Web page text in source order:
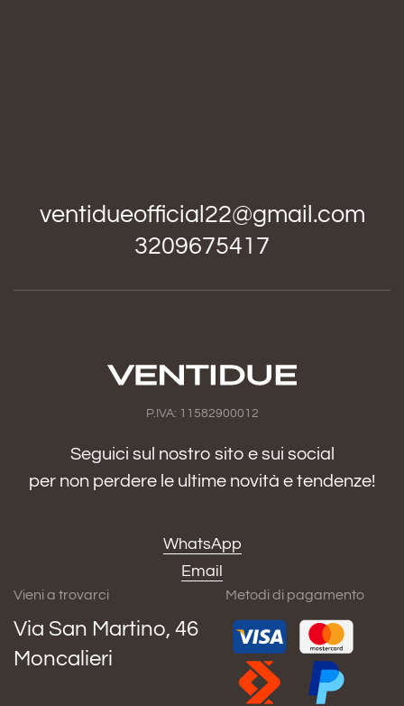
ventidueofficial22@gmail.com
3209675417
P.IVA: 11582900012
Seguici sul nostro sito e sui social
per non perdere le ultime novità e tendenze!
WhatsApp
Email
Vieni a trovarci
Via San Martino, 46
Moncalieri
Metodi di pagamento